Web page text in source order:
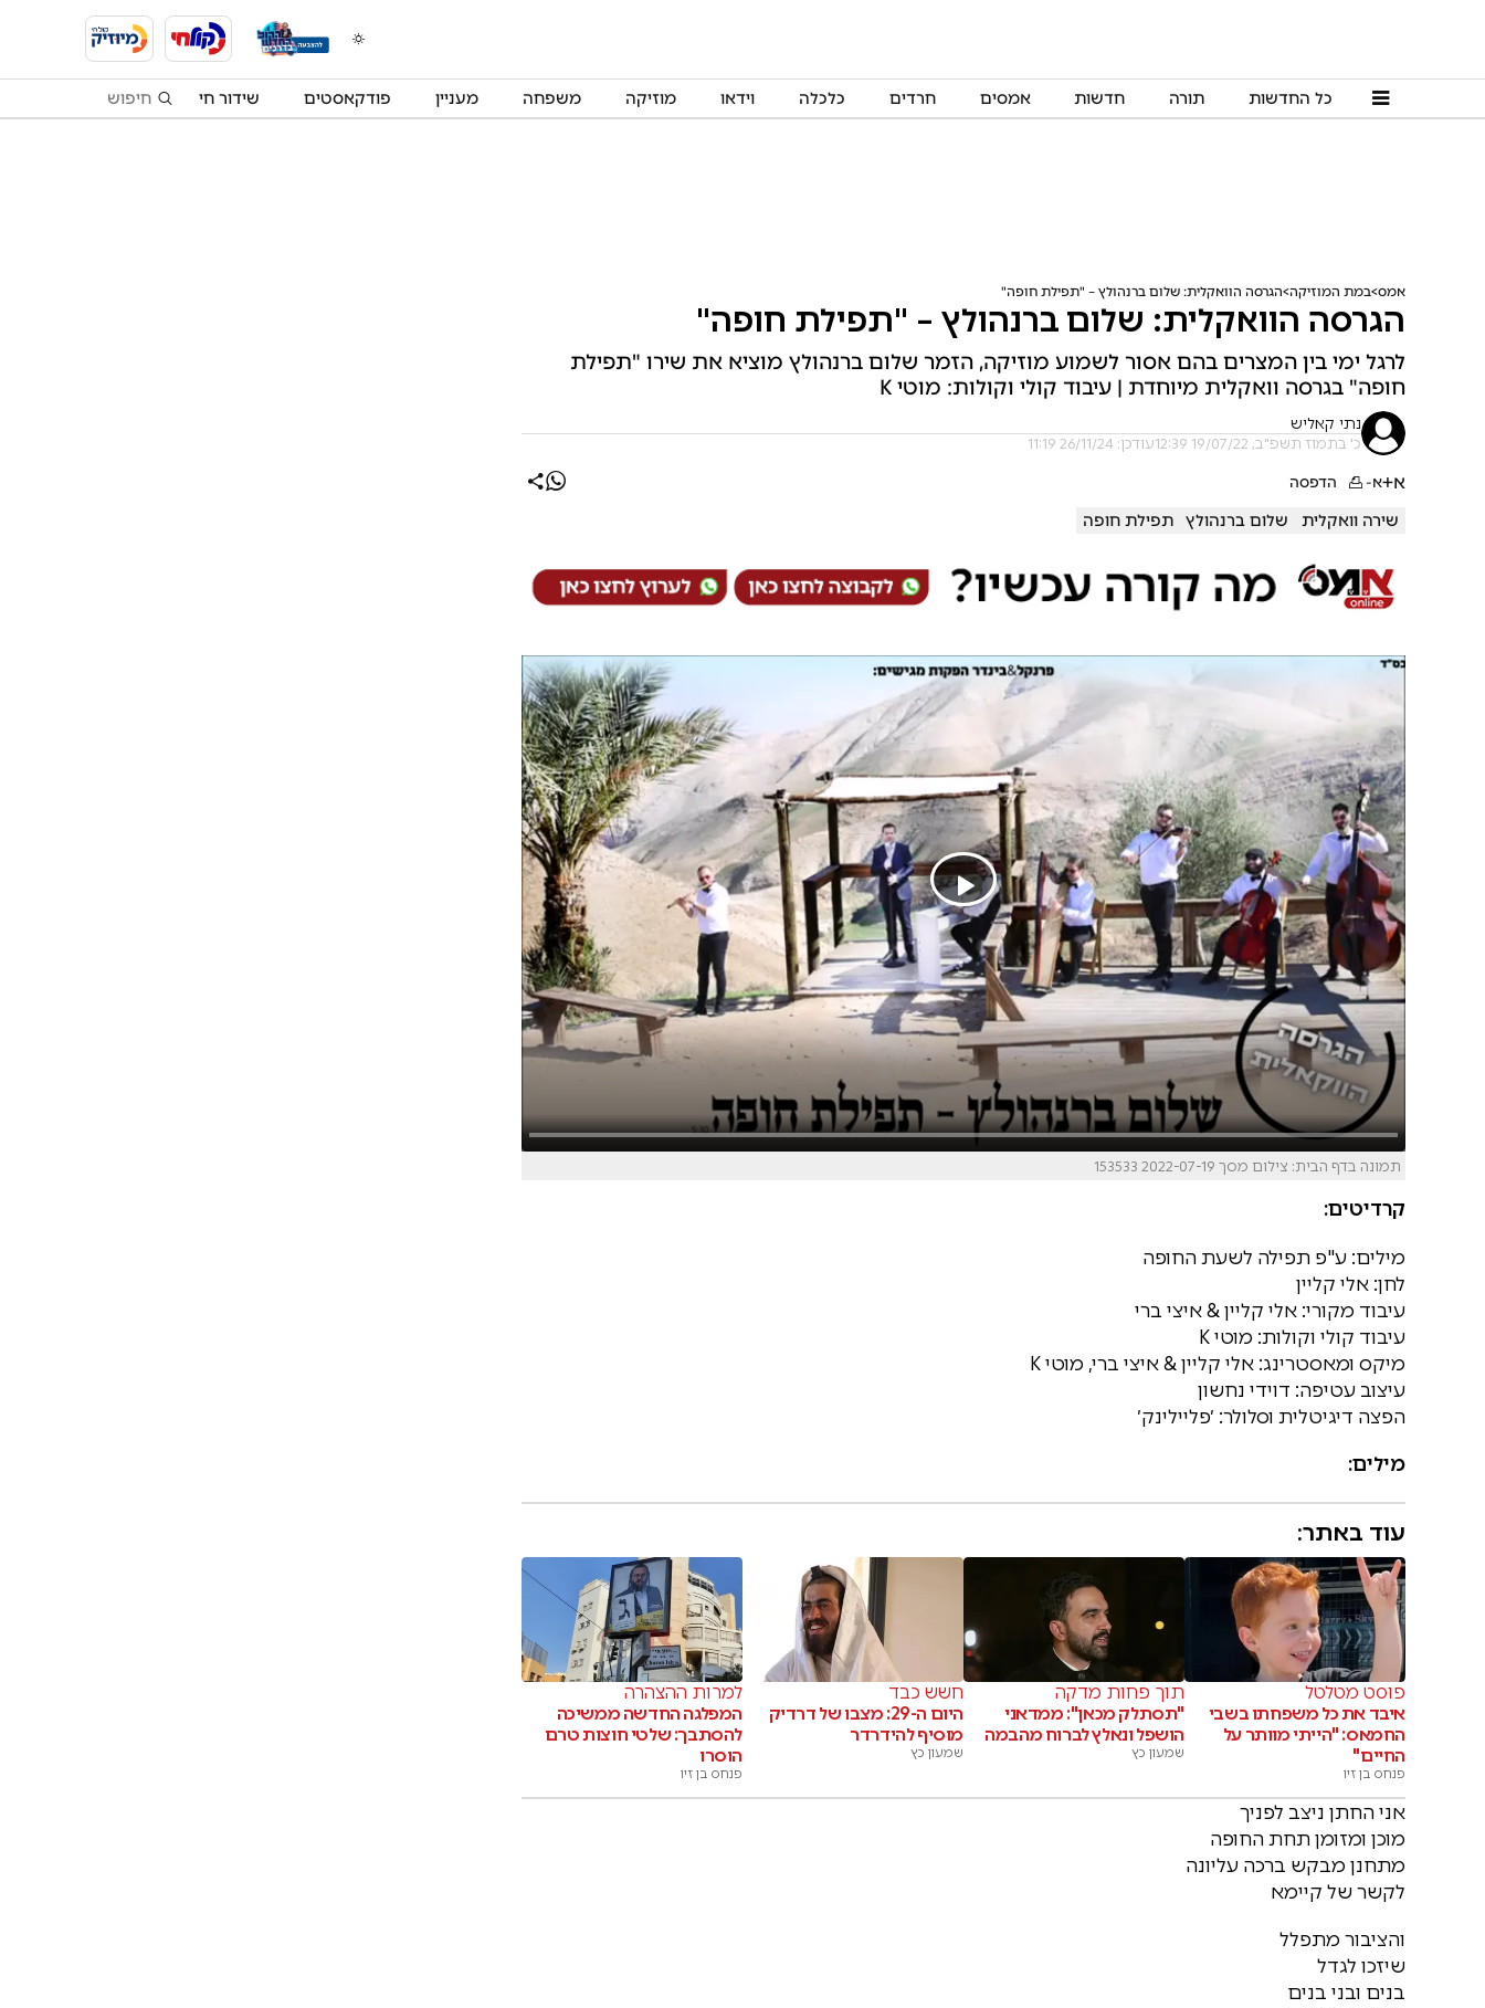
כל החדשות תורה חדשות אמסים חרדים כלכלה וידאו מוזיקה משפחה מעניין פודקאסטים שידור חי
אמס במת המוזיקה הגרסה הוואקלית: שלום ברנהולץ – "תפילת חופה"
הגרסה הוואקלית: שלום ברנהולץ – "תפילת חופה"
לרגל ימי בין המצרים בהם אסור לשמוע מוזיקה, הזמר שלום ברנהולץ מוציא את שירו "תפילת
חופה" בגרסה וואקלית מיוחדת | עיבוד קולי וקולות: מוטי K
נתי קאליש
כ' בתמוז תשפ"ב, 19/07/22 12:39 עודכן: 26/11/24 11:19
א+א- הדפסה
שירה וואקלית שלום ברנהולץ תפילת חופה
תמונה בדף הבית: צילום מסך 2022-07-19 153533
קרדיטים:
מילים: ע"פ תפילה לשעת החופה
לחן: אלי קליין
עיבוד מקורי: אלי קליין & איצי ברי
עיבוד קולי וקולות: מוטי K
מיקס ומאסטרינג: אלי קליין & איצי ברי, מוטי K
עיצוב עטיפה: דוידי נחשון
הפצה דיגיטלית וסלולר: ׳פליילינק׳
מילים:
עוד באתר:
פוסט מטלטל
איבד את כל משפחתו בשבי
החמאס: "הייתי מוותר על
החיים"
פנחס בן זיו
תוך פחות מדקה
"תסתלק מכאן": ממדאני
הושפל ונאלץ לברוח מהבמה
שמעון כץ
חשש כבד
היום ה-29: מצבו של דרדיק
מוסיף להידרדר
שמעון כץ
למרות ההצהרה
המפלגה החדשה ממשיכה
להסתבך: שלטי חוצות טרם
הוסרו
פנחס בן זיו
אני החתן ניצב לפניך
מוכן ומזומן תחת החופה
מתחנן מבקש ברכה עליונה
לקשר של קיימא
והציבור מתפלל
שיזכו לגדל
בנים ובני בנים